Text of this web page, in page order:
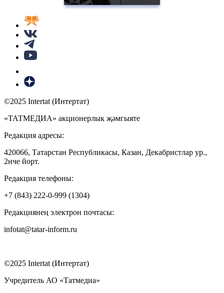
©2025 Intertat (Интертат)
«ТАТМЕДИА» акционерлык җәмгыяте
Редакция адресы:
420066, Татарстан Республикасы, Казан, Декабристлар ур.,
2нче йорт.
Редакция телефоны:
+7 (843) 222-0-999 (1304)
Редакциянең электрон почтасы:
infotat@tatar-inform.ru
©2025 Intertat (Интертат)
Учредитель АО «Татмедиа»